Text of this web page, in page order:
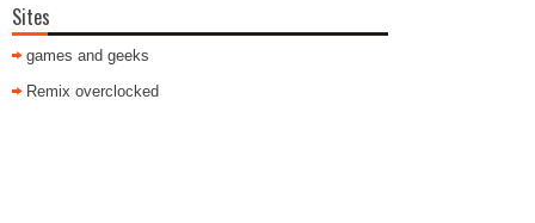
Sites
games and geeks
Remix overclocked